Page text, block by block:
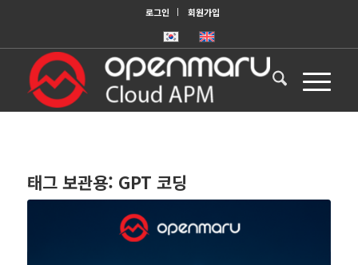
로그인 회원가입
태그 보관용: GPT 코딩